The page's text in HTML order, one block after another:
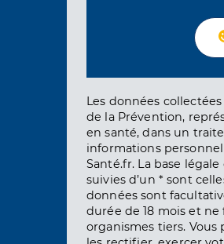
Les données
de la Prévention,
en santé, dans un
informations
Santé.fr. La base
suivies d’un * sont
données sont
durée de 18 mois et
organismes tiers. Vous